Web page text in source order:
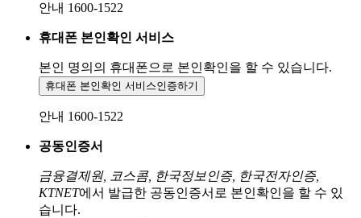
안내 1600-1522
휴대폰 본인확인 서비스
본인 명의의 휴대폰으로 본인확인을 할 수 있습니다.
휴대폰 본인확인 서비스인증하기
안내 1600-1522
공동인증서
금융결제원, 코스콤, 한국정보인증, 한국전자인증,
KTNET에서 발급한 공동인증서로 본인확인을 할 수 있
습니다.